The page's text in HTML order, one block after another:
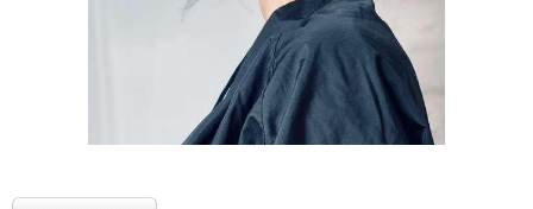
Кудрявые волосы
волос